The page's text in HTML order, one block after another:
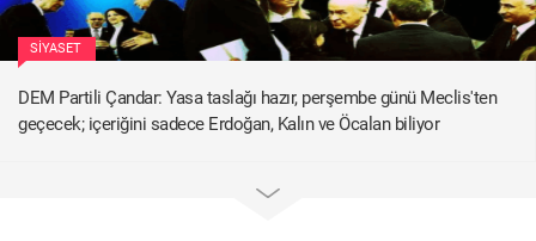
SIYASET
DEM Partili Çandar: Yasa taslağı hazır, perşembe günü Meclis'ten
geçecek; içeriğini sadece Erdoğan, Kalın ve Öcalan biliyor